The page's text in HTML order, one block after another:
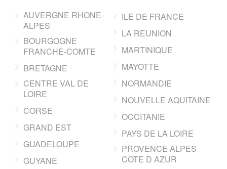
AUVERGNE RHONE-
ALPES
BOURGOGNE
FRANCHE-COMTE
BRETAGNE
CENTRE VAL DE
LOIRE
CORSE
GRAND EST
GUADELOUPE
GUYANE
ILE DE FRANCE
LA REUNION
MARTINIQUE
MAYOTTE
NORMANDIE
NOUVELLE AQUITAINE
OCCITANIE
PAYS DE LA LOIRE
PROVENCE ALPES
COTE D AZUR